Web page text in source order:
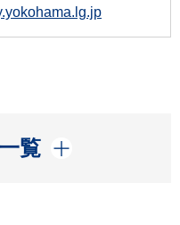
覧